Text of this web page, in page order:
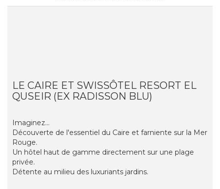
LE CAIRE ET SWISSÔTEL RESORT EL
QUSEIR (EX RADISSON BLU)
Imaginez...
Découverte de l'essentiel du Caire et farniente sur la Mer
Rouge.
Un hôtel haut de gamme directement sur une plage
privée.
Détente au milieu des luxuriants jardins.